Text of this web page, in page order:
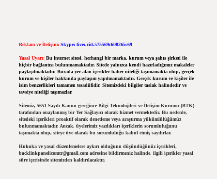
Reklam ve İletişim: Skype: live:.cid.575569c608265c69
Yasal Uyarı: Bu internet sitesi, herhangi bir marka, kurum veya şahıs şirketi ile
hiçbir bağlantısı bulunmamaktadır. Sitede yalnızca kendi hazırladığımız makaleler
paylaşılmaktadır. Burada yer alan içerikler haber niteliği taşımamakta olup, gerçek
kurum ve kişiler hakkında paylaşım yapılmamaktadır. Gerçek kurum ve kişiler ile
isim benzerlikleri tamamen tesadüfidir. Sitemizdeki bilgiler taslak halindedir ve
tavsiye niteliği taşımazlar.
Sitemiz, 5651 Sayılı Kanun gereğince Bilgi Teknolojileri ve İletişim Kurumu (BTK)
tarafından onaylanmış bir Yer Sağlayıcı olarak hizmet vermektedir. Bu nedenle,
sitedeki içerikleri proaktif olarak denetleme veya araştırma yükümlülüğümüz
bulunmamaktadır. Ancak, üyelerimiz yazdıkları içeriklerin sorumluluğunu
taşımakta olup, siteye üye olarak bu sorumluluğu kabul etmiş sayılırlar.
Hukuka ve yasal düzenlemelere aykırı olduğunu düşündüğünüz içerikleri,
backlinkpanelicomtr@gmail.comadresine bildirmeniz halinde, ilgili içerikler yasal
süre içerisinde sitemizden kaldırılacaktır.